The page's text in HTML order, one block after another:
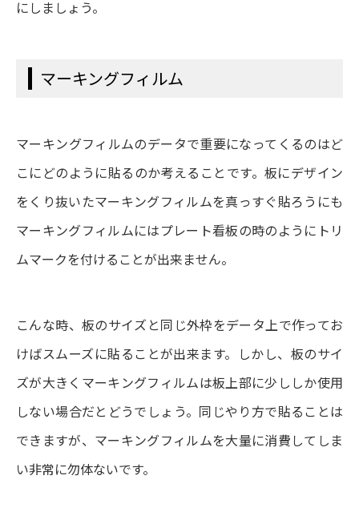
にしましょう。
マーキングフィルム
マーキングフィルムのデータで重要になってくるのはど
こにどのように貼るのか考えることです。板にデザイン
をくり抜いたマーキングフィルムを真っすぐ貼ろうにも
マーキングフィルムにはプレート看板の時のようにトリ
ムマークを付けることが出来ません。
こんな時、板のサイズと同じ外枠をデータ上で作ってお
けばスムーズに貼ることが出来ます。しかし、板のサイ
ズが大きくマーキングフィルムは板上部に少ししか使用
しない場合だとどうでしょう。同じやり方で貼ることは
できますが、マーキングフィルムを大量に消費してしま
い非常に勿体ないです。